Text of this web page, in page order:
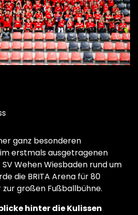
ganz besonderen
erstmals ausgetragenen
Wehen Wiesbaden rund um
die BRITA Arena für 80
großen Fußballbühne.
hinter die Kulissen